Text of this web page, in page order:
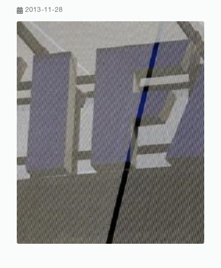
2013-11-28